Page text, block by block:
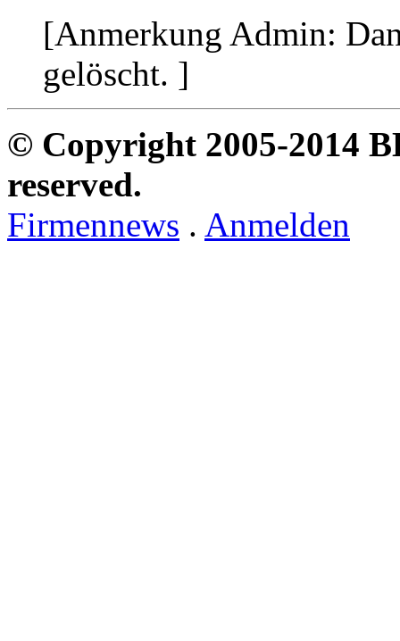
[Anmerkung Admin:
gelöscht. ]
© Copyright 2005-2014
reserved.
Firmennews . Anmelden